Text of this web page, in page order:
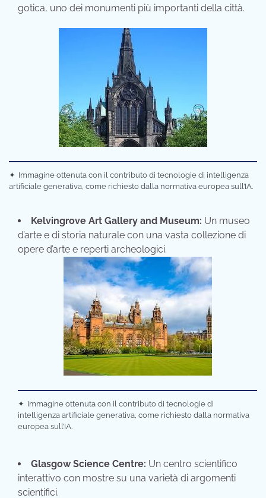
gotica, uno dei monumenti più importanti della città.
✦ Immagine ottenuta con il contributo di tecnologie di intelligenza
artificiale generativa, come richiesto dalla normativa europea sull’IA.
Kelvingrove Art Gallery and Museum: Un museo
d’arte e di storia naturale con una vasta collezione di
opere d’arte e reperti archeologici.
✦ Immagine ottenuta con il contributo di tecnologie di
intelligenza artificiale generativa, come richiesto dalla normativa
europea sull’IA.
Glasgow Science Centre: Un centro scientifico
interattivo con mostre su una varietà di argomenti
scientifici.